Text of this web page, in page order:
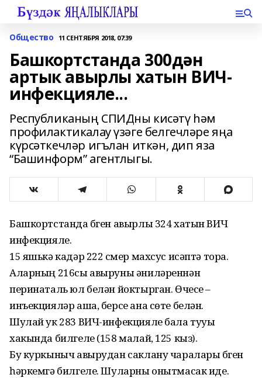
Общество 11 СЕНТЯБРЯ 2018, 07:39
Башкортстанда 300дән
артык авырлы хатын ВИЧ-
инфекцияле...
Республиканың СПИДны кисәтү һәм
профилактикалау үзәге белгечләре яңа
күрсәткечләр игълан иткән, дип яза
“Башинформ” агентлыгы.
Башкортстанда бүген авырлы 324 хатын ВИЧ
инфекцияле.
15 яшькә кадәр 222 үсмер махсус исәптә тора.
Аларның 216сы авыруны әниләреннән
перинаталь юл белән йоктырган. Өчесе –
инъекцияләр аша, берсе ана сөте белән.
Шулай ук 283 ВИЧ-инфекцияле бала тууы
хакында билгеле (158 малай, 125 кыз).
Бу куркыныч авырудан саклану чаралары бүген
һәркемгә билгеле. Шуларны онытмасак иде.